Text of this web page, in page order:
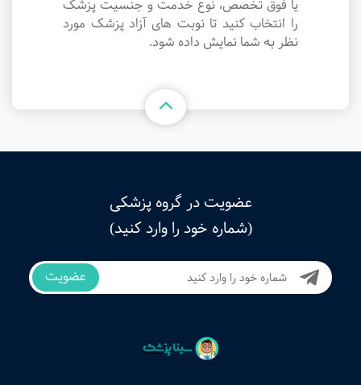
یا فوق تخصص، نوع خدمت و جنسیت پزشک
را انتخاب کنید تا نوبت های آزاد پزشک مورد
نظر به شما نمایش داده شود.
عضویت در گروه پزشکی
(شماره خود را وارد کنید)
عضویت